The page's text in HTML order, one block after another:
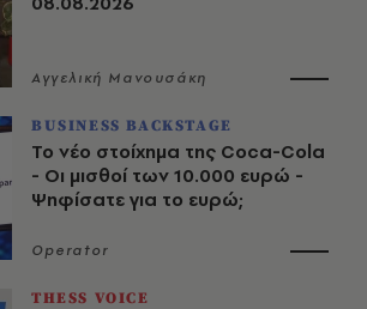
Αγγελική Μανουσάκη
BUSINESS BACKSTAGE
Το νέο στοίχημα της Coca-Cola
- Οι μισθοί των 10.000 ευρώ -
Ψηφίσατε για το ευρώ;
Operator
THESS VOICE